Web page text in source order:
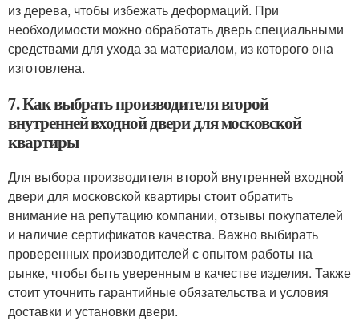
из дерева, чтобы избежать деформаций. При
необходимости можно обработать дверь специальными
средствами для ухода за материалом, из которого она
изготовлена.
7. Как выбрать производителя второй
внутренней входной двери для московской
квартиры
Для выбора производителя второй внутренней входной
двери для московской квартиры стоит обратить
внимание на репутацию компании, отзывы покупателей
и наличие сертификатов качества. Важно выбирать
проверенных производителей с опытом работы на
рынке, чтобы быть уверенным в качестве изделия. Также
стоит уточнить гарантийные обязательства и условия
доставки и установки двери.